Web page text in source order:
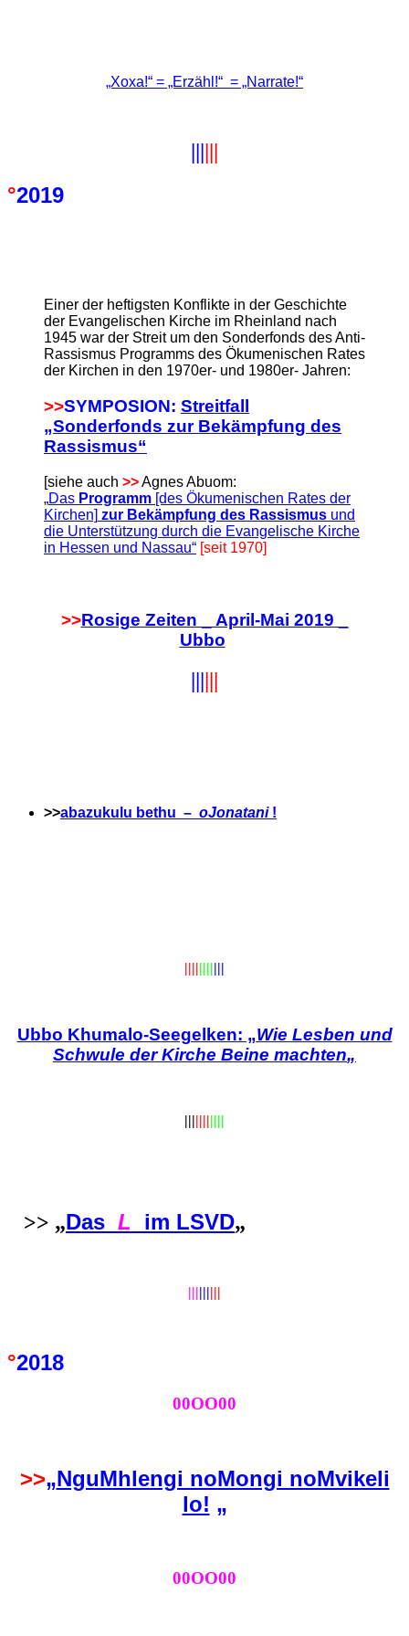
„Xoxa!“ = „Erzähl!“ = „Narrate!“
||||||
°2019
Einer der heftigsten Konflikte in der Geschichte
der Evangelischen Kirche im Rheinland nach
1945 war der Streit um den Sonderfonds des Anti-
Rassismus Programms des Ökumenischen Rates
der Kirchen in den 1970er- und 1980er- Jahren:
>>SYMPOSION: Streitfall
„Sonderfonds zur Bekämpfung des
Rassismus“
[siehe auch >>Agnes Abuom:
„Das Programm [des Ökumenischen Rates der
Kirchen] zur Bekämpfung des Rassismus und
die Unterstützung durch die Evangelische Kirche
in Hessen und Nassau“ [seit 1970]
>>Rosige Zeiten _ April-Mai 2019 _
Ubbo
||||||
>>abazukulu bethu – oJonatani !
|||||||||||
Ubbo Khumalo-Seegelken: „Wie Lesben und
Schwule der Kirche Beine machten„
|||||||||||
>> „Das L im LSVD„
|||||||||
°2018
00OO00
>>„NguMhlengi noMongi noMvikeli
lo! „
00OO00